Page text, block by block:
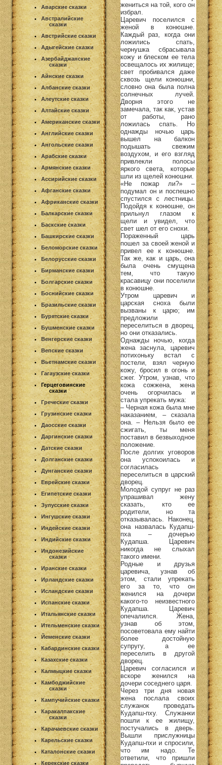
Аварские сказки
Австралийские
сказки
Австрийские сказки
Адыгейские сказки
Азербайджанские
сказки
Айнские сказки
Албанские сказки
Алеутские сказки
Алтайские сказки
Американские сказки
Английские сказки
Ангольские сказки
Арабские сказки
Армянские сказки
Ассирийские сказки
Афганские сказки
Африканские сказки
Балкарские сказки
Баскские сказки
Башкирские сказки
Беломорские сказки
Белорусские сказки
Бирманские сказки
Болгарские сказки
Боснийские сказки
Бразильские сказки
Бурятские сказки
Бушменские сказки
Венгерские сказки
Вепские сказки
Вьетнамские сказки
Гагаузские сказки
Герцеговинские
сказки
Греческие сказки
Грузинские сказки
Даосские сказки
Даргинские сказки
Датские сказки
Долганские сказки
Дунганские сказки
Еврейские сказки
Египетские сказки
Зулусские сказки
Ингушские сказки
Индейские сказки
Индийские сказки
Индонезийские
сказки
Иранские сказки
Ирландские сказки
Исландские сказки
Испанские сказки
Итальянские сказки
Ительменские сказки
Йеменские сказки
Кабардинские сказки
Казахские сказки
Калмыцкие сказки
Камбоджийские
сказки
Кампучийские сказки
Каракалпакские
сказки
Карачаевские сказки
Карельские сказки
Каталонские сказки
Керекские сказки
жениться на той, кого он
избрал.
Царевич поселился с
женой в конюшне.
Каждый раз, когда они
ложились спать,
чернушка сбрасывала
кожу и блеском ее тела
освещалось их жилище;
свет пробивался даже
сквозь щели конюшни,
словно она была полна
солнечных лучей.
Дворня этого не
замечала, так как, устав
от работы, рано
ложилась спать. Но
однажды ночью царь
вышел на балкон
подышать свежим
воздухом, и его взгляд
привлекли полосы
яркого света, которые
шли из щелей конюшни.
«Не пожар ли?» –
подумал он и поспешно
спустился с лестницы.
Подойдя к конюшне, он
прильнул глазом к
щели и увидел, что
свет шел от его снохи.
Пораженный царь
пошел за своей женой и
привел ее к конюшне.
Так же, как и царь, она
была очень смущена
тем, что такую
красавицу они поселили
в конюшне.
Утром царевич и
царская сноха были
вызваны к царю; им
предложили
переселиться в дворец,
но они отказались.
Однажды ночью, когда
жена заснула, царевич
потихоньку встал с
постели, взял черную
кожу, бросил в огонь и
сжег. Утром, узнав, что
кожа сожжена, жена
очень огорчилась и
стала упрекать мужа:
– Черная кожа была мне
наказанием, – сказала
она. – Нельзя было ее
сжигать, ты меня
поставил в безвыходное
положение.
После долгих уговоров
она успокоилась и
согласилась
переселиться в царский
дворец.
Молодой супруг не раз
упрашивал жену
сказать, кто ее
родители, но та
отказывалась. Наконец,
она назвалась Кудапш-
пха – дочерью
Кудапша. Царевич
никогда не слыхал
такого имени.
Родные и друзья
царевича, узнав об
этом, стали упрекать
его за то, что он
женился на дочери
какого-то неизвестного
Кудапша. Царевич
опечалился. Жена,
узнав об этом,
посоветовала ему найти
более достойную
супругу, а ее
переселить в другой
дворец.
Царевич согласился и
вскоре женился на
дочери соседнего царя.
Через три дня новая
жена послала своих
служанок проведать
Кудапш-пху. Служанки
пошли к ее жилищу,
постучались в дверь.
Вышли прислужницы
Кудапш-пхи и спросили,
что им надо. Те
ответили, что пришли